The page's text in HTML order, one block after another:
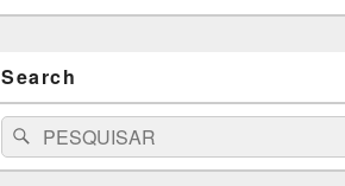
Search
Search
for:
Pesquisar